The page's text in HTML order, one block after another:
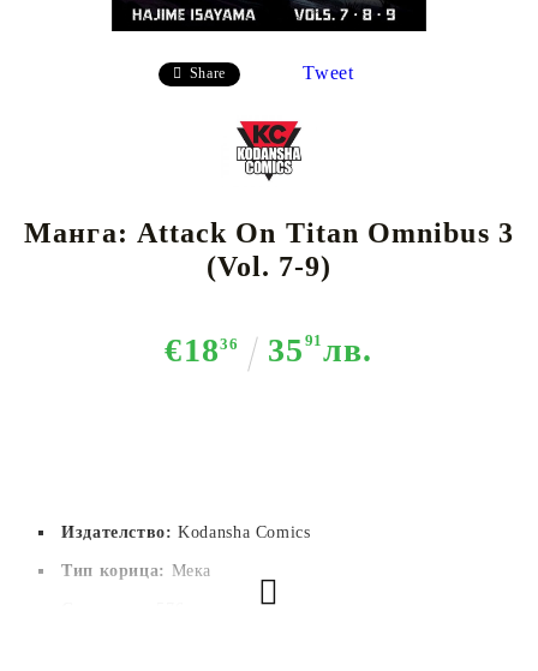
Share Tweet
Манга: Attack On Titan Omnibus 3
(Vol. 7-9)
€1836 35 91 лв.
Издателство: Kodansha Comics
Тип корица: Мека